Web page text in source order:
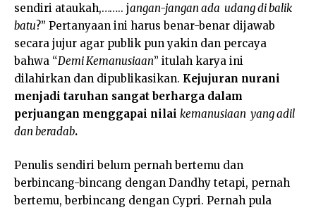
sendiri ataukah,…….. jangan-jangan ada udang di balik
batu?” Pertanyaan ini harus benar-benar dijawab
secara jujur agar publik pun yakin dan percaya
bahwa “Demi Kemanusiaan” itulah karya ini
dilahirkan dan dipublikasikan. Kejujuran nurani
menjadi taruhan sangat berharga dalam
perjuangan menggapai nilai kemanusiaan yang adil
dan beradab.
Penulis sendiri belum pernah bertemu dan
berbincang-bincang dengan Dandhy tetapi, pernah
bertemu, berbincang dengan Cypri. Pernah pula